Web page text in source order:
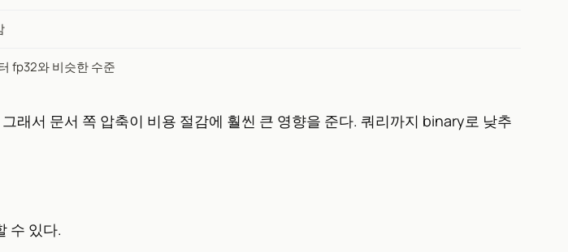
fp32와 비슷한 수준
래서 문서 쪽 압축이 비용 절감에 훨씬 큰 영향을 준다. 쿼리까지 binary로 낮추
수 있다.